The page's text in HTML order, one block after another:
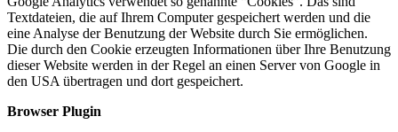
Textdateien, die auf Ihrem Computer gespeichert werden und die
eine Analyse der Benutzung der Website durch Sie ermöglichen.
Die durch den Cookie erzeugten Informationen über Ihre Benutzung
dieser Website werden in der Regel an einen Server von Google in
den USA übertragen und dort gespeichert.
Browser Plugin